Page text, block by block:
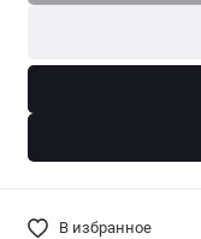
В избранное